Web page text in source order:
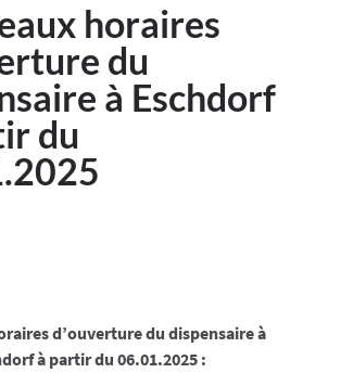
horaires
du
à Eschdorf
du
d’ouverture du dispensaire à
à partir du 06.01.2025 :